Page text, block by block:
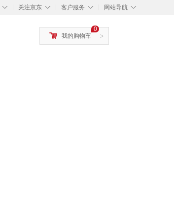
◇ ◇
关注京东 ◇
客户服务 ◇
网站导航
>
0
我的购物车